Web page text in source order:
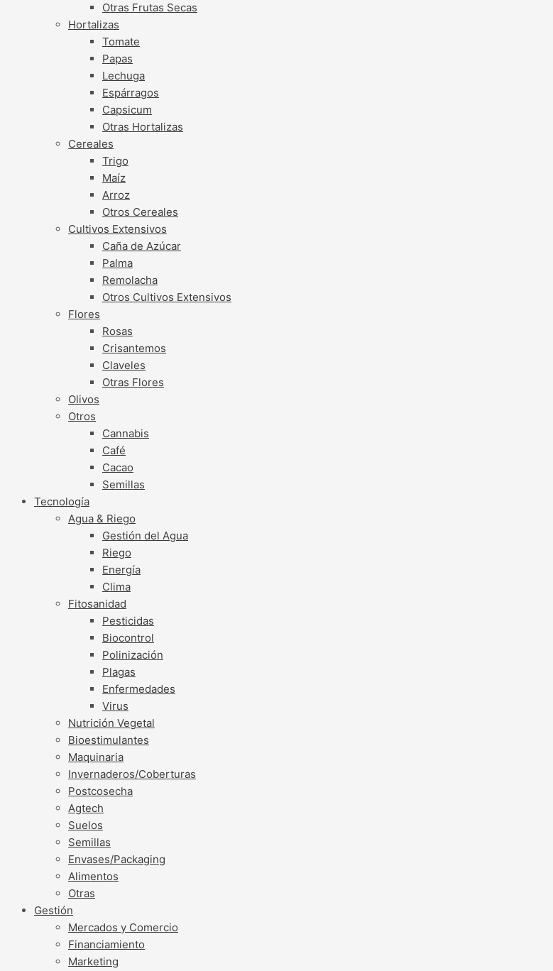
Otras Frutas Secas
Hortalizas
Tomate
Papas
Lechuga
Espárragos
Capsicum
Otras Hortalizas
Cereales
Trigo
Maíz
Arroz
Otros Cereales
Cultivos Extensivos
Caña de Azúcar
Palma
Remolacha
Otros Cultivos Extensivos
Flores
Rosas
Crisantemos
Claveles
Otras Flores
Olivos
Otros
Cannabis
Café
Cacao
Semillas
Tecnología
Agua & Riego
Gestión del Agua
Riego
Energía
Clima
Fitosanidad
Pesticidas
Biocontrol
Polinización
Plagas
Enfermedades
Virus
Nutrición Vegetal
Bioestimulantes
Maquinaria
Invernaderos/Coberturas
Postcosecha
Agtech
Suelos
Semillas
Envases/Packaging
Alimentos
Otras
Gestión
Mercados y Comercio
Financiamiento
Marketing